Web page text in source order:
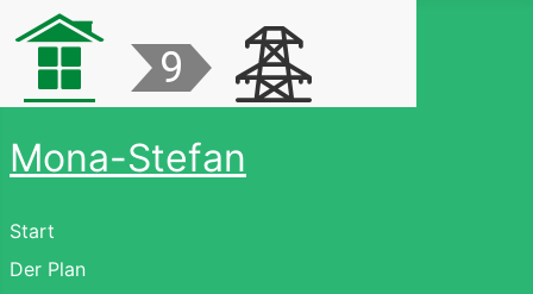
Mona-Stefan
Start
Der Plan